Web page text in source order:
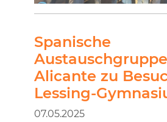
Spanische
Alicante zu
Lessing-
07.05.2025